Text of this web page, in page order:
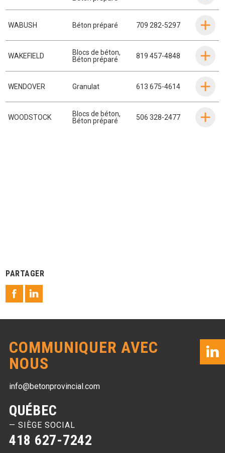
WABUSH Béton préparé 709 282-5297
WAKEFIELD Blocs de béton,
Béton préparé
819 457-4848
WENDOVER Granulat 613 675-4614
WOODSTOCK Blocs de béton,
Béton préparé
506 328-2477
PARTAGER
COMMUNIQUER AVEC
NOUS
info@betonprovincial.com
QUÉBEC
— SIÈGE SOCIAL
418 627-7242